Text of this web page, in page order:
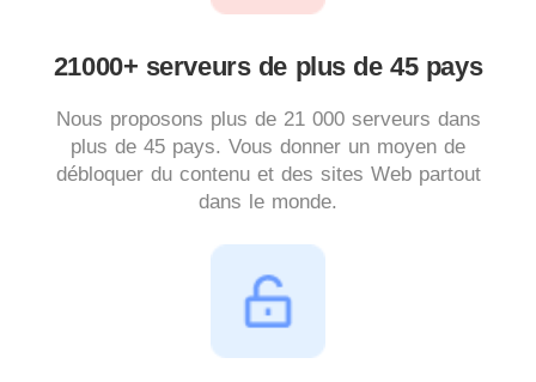
21000+ serveurs de plus de 45 pays
Nous proposons plus de 21 000 serveurs dans
plus de 45 pays. Vous donner un moyen de
débloquer du contenu et des sites Web partout
dans le monde.